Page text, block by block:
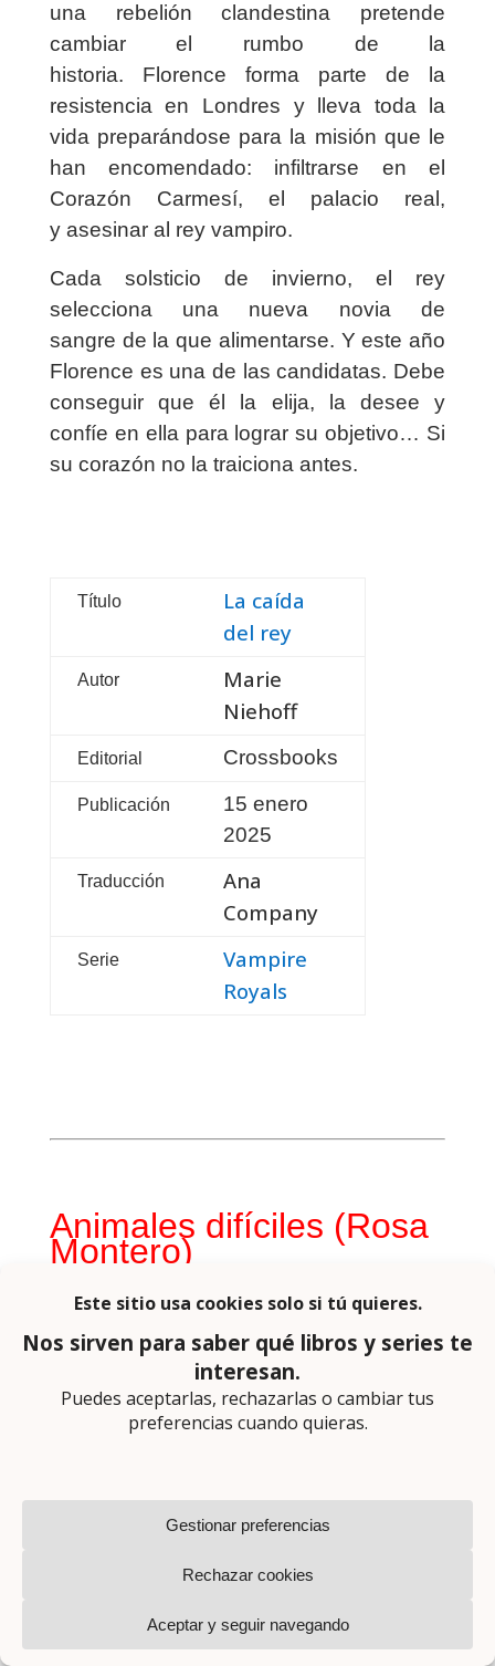
una rebelión clandestina pretende
cambiar el rumbo de la
historia. Florence forma parte de la
resistencia en Londres y lleva toda la
vida preparándose para la misión que le
han encomendado: infiltrarse en el
Corazón Carmesí, el palacio real,
y asesinar al rey vampiro.
Cada solsticio de invierno, el rey
selecciona una nueva novia de
sangre de la que alimentarse. Y este año
Florence es una de lascandidatas. Debe
conseguir que él la elija, la desee y
confíe en ella para lograr su objetivo… Si
su corazón no la traiciona antes.
Título
La caída
del rey
Autor
Marie
Niehoff
Editorial Crossbooks
Publicación
15 enero
2025
Traducción
Ana
Company
Serie
Vampire
Royals
Animales difíciles (Rosa
Montero)
El espectacular y esperado cierre de la
serie de Bruna Husky.
atentado terrorista en las instalaciones de
periodista que sigue los pasos de uno de